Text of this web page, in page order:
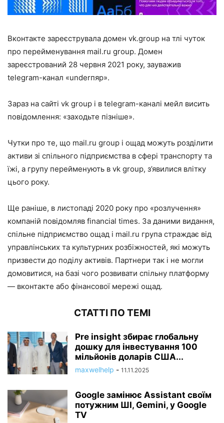
Вконтакте зареєструвала домен vk.group на тлі чуток
про перейменування mail.ru group. Домен
зареєстрований 28 червня 2021 року, зауважив
telegram-канал «underпяр».
Зараз на сайті vk group і в telegram-каналі мейл висить
повідомлення: «заходьте пізніше».
Чутки про те, що mail.ru group і ощад можуть розділити
активи зі спільного підприємства в сфері транспорту та
їжі, а групу перейменують в vk group, з’явилися влітку
цього року.
Ще раніше, в листопаді 2020 року про «розлучення»
компаній повідомляв financial times. За даними видання,
спільне підприємство ощад і mail.ru група страждає від
управлінських та культурних розбіжностей, які можуть
призвести до поділу активів. Партнери так і не могли
домовитися, на базі чого розвивати спільну платформу
— вконтакте або фінансової мережі ощад.
СТАТТІ ПО ТЕМІ
Pre insight збирає глобальну
дошку для інвестування 100
мільйонів доларів США...
maxwelhelp - 11.11.2025
Google замінює Assistant своїм
потужним ШІ, Gemini, у Google
TV